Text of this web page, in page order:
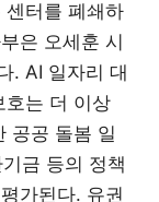
센터를 폐쇄하
은 오세훈 시
. AI 일자리 대
호는 더 이상
공공 돌봄 일
금 등의 정책
가된다. 유권